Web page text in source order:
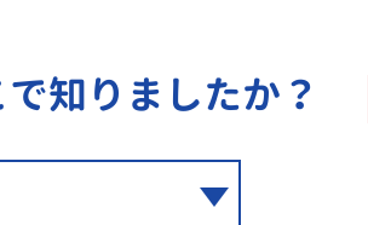
で知りましたか？